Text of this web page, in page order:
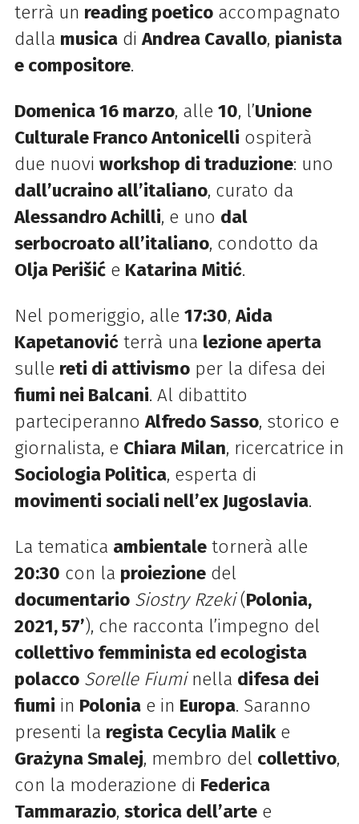
terrà un reading poeticoaccompagnato
dalla musicadiAndrea Cavallo, pianista
e compositore.
Domenica 16 marzo, alle 10, l’Unione
Culturale Franco Antonicelli ospiterà
due nuovi workshop di traduzione: uno
dall’ucraino all’italiano, curato da
Alessandro Achilli, e uno dal
serbocroato all’italiano, condotto da
Olja Perišiće Katarina Mitić.
Nel pomeriggio, alle 17:30,Aida
Kapetanović terrà una lezione aperta
sulle reti di attivismoper la difesa dei
fiumi nei Balcani. Al dibattito
parteciperannoAlfredo Sasso, storico e
giornalista, e Chiara Milan, ricercatrice in
Sociologia Politica, esperta di
movimenti sociali nell’ex Jugoslavia.
La tematica ambientaletornerà alle
20:30 con la proiezionedel
documentario Siostry Rzeki(Polonia,
2021, 57’), che racconta l’impegno del
collettivo femminista ed ecologista
polacco Sorelle Fiuminella difesa dei
fiumi in Poloniae in Europa. Saranno
presenti la regista Cecylia Malike
Grażyna Smalej, membro del collettivo,
con la moderazione di Federica
Tammarazio, storica dell’artee